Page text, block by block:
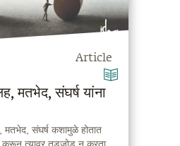
Article
मतभेद, संघर्ष यांना
मतभेद, संघर्ष कशामुळे होतात